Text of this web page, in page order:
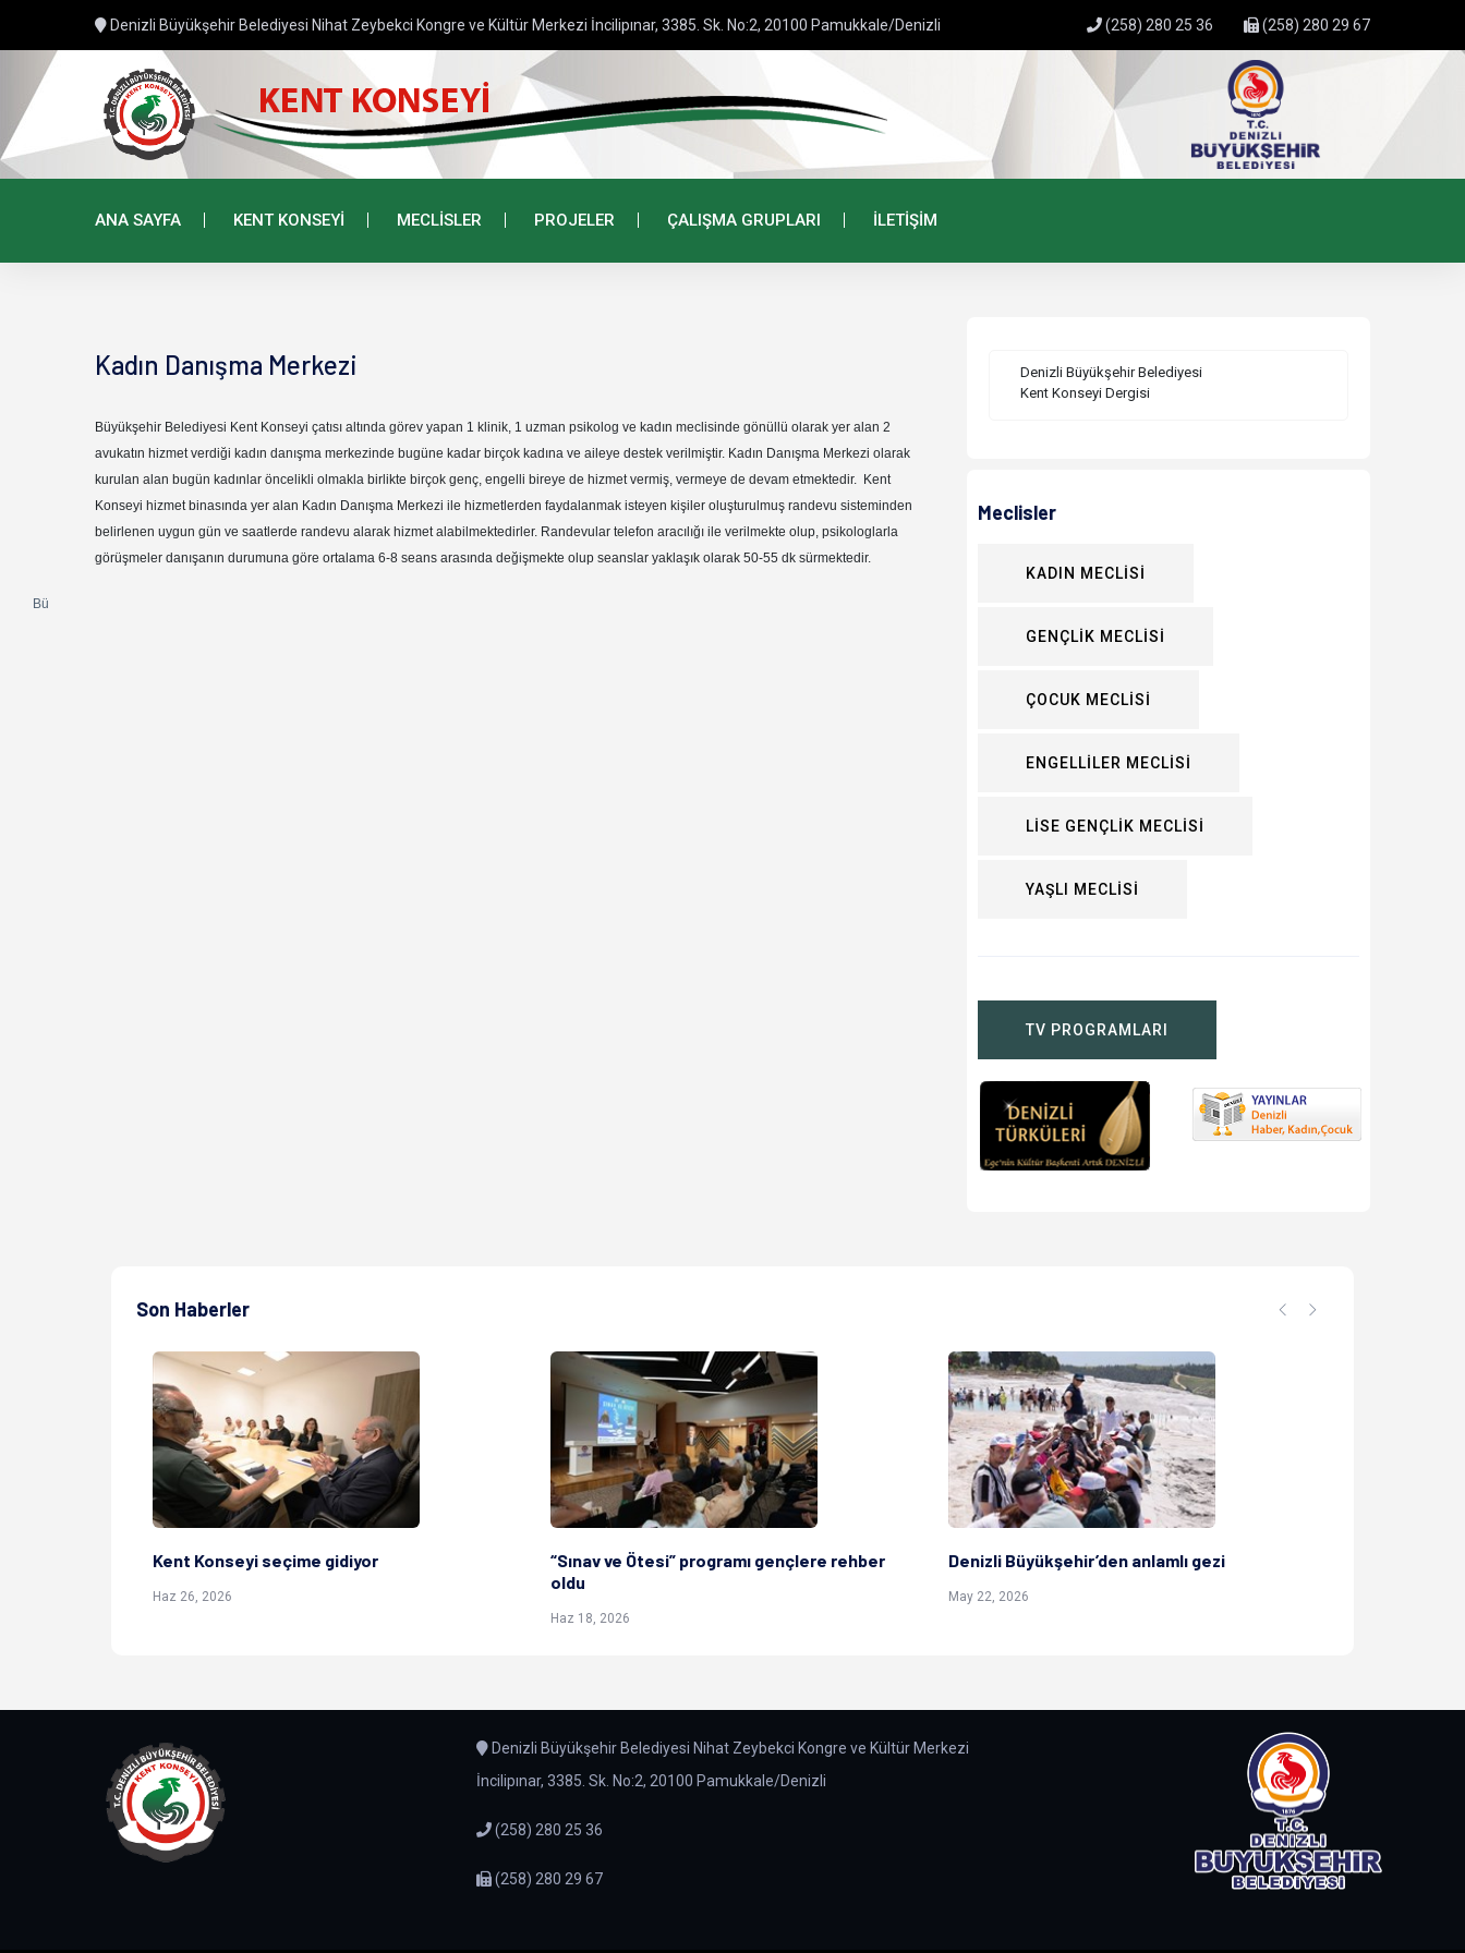
Denizli Büyükşehir Belediyesi Nihat Zeybekci Kongre ve Kültür Merkezi İncilipınar, 3385. Sk. No:2, 20100 Pamukkale/Denizli (258) 280 25 36 (258) 280 29 67
ANA SAYFA KENT KONSEYİ MECLİSLER PROJELER ÇALIŞMA GRUPLARI İLETİŞİM
Kadın Danışma Merkezi
Büyükşehir Belediyesi Kent Konseyi çatısı altında görev yapan 1 klinik, 1 uzman psikolog ve kadın meclisinde gönüllü olarak yer alan 2
avukatın hizmet verdiği kadın danışma merkezinde bugüne kadar birçok kadına ve aileye destek verilmiştir. Kadın Danışma Merkezi olarak
kurulan alan bugün kadınlar öncelikli olmakla birlikte birçok genç, engelli bireye de hizmet vermiş, vermeye de devam etmektedir. Kent
Konseyi hizmet binasında yer alan Kadın Danışma Merkezi ile hizmetlerden faydalanmak isteyen kişiler oluşturulmuş randevu sisteminden
belirlenen uygun gün ve saatlerde randevu alarak hizmet alabilmektedirler. Randevular telefon aracılığı ile verilmekte olup, psikologlarla
görüşmeler danışanın durumuna göre ortalama 6-8 seans arasında değişmekte olup seanslar yaklaşık olarak 50-55 dk sürmektedir.
Bü
Denizli Büyükşehir Belediyesi
Kent Konseyi Dergisi
Meclisler
KADIN MECLİSİ
GENÇLİK MECLİSİ
ÇOCUK MECLİSİ
ENGELLİLER MECLİSİ
LİSE GENÇLİK MECLİSİ
YAŞLI MECLİSİ
TV PROGRAMLARI
Son Haberler
Kent Konseyi seçime gidiyor
Haz 26, 2026
“Sınav ve Ötesi” programı gençlere rehber
oldu
Haz 18, 2026
Denizli Büyükşehir’den anlamlı gezi
May 22, 2026
Denizli Büyükşehir Belediyesi Nihat Zeybekci Kongre ve Kültür Merkezi
İncilipınar, 3385. Sk. No:2, 20100 Pamukkale/Denizli
(258) 280 25 36
(258) 280 29 67